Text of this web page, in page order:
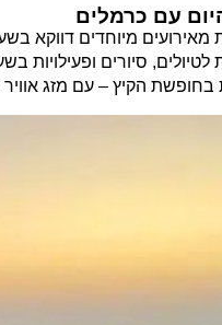
עם כרמלים
מאירועים מיוחדים דווקא
סיורים ופעילויות
הקיץ – עם מזג אוויר